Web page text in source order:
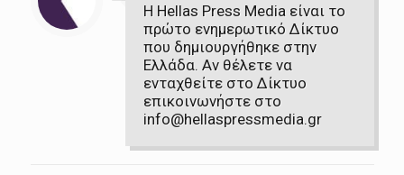
Η Hellas Press Media είναι το
πρώτο ενημερωτικό Δίκτυο
που δημιουργήθηκε στην
Ελλάδα. Αν θέλετε να
ενταχθείτε στο Δίκτυο
επικοινωνήστε στο
info@hellaspressmedia.gr